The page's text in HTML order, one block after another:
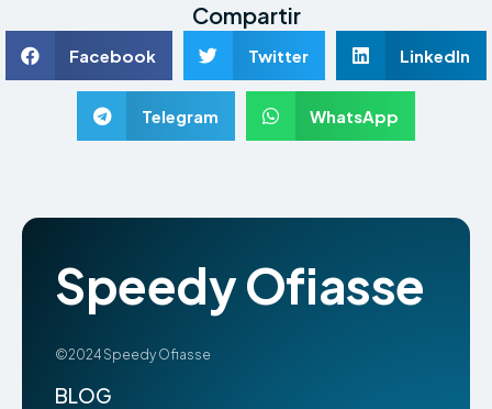
Compartir
Facebook Twitter LinkedIn
Telegram WhatsApp
Speedy Ofiasse
©2024 Speedy Ofiasse
BLOG